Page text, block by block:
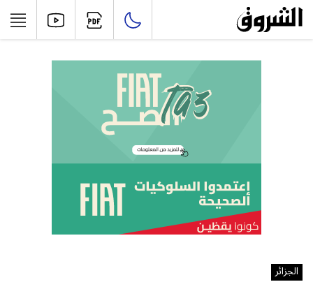
الجزائر